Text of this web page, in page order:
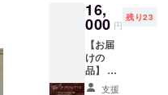
利用い
ただけ
ます。
・現金
への引
き換え
や釣銭
(5cm×5
cm) ●お
礼の手
紙 ※原
材料及
び添加
物等の
16,
000 円
残り23
【お届
けの
品】 ●
オリジ
支援